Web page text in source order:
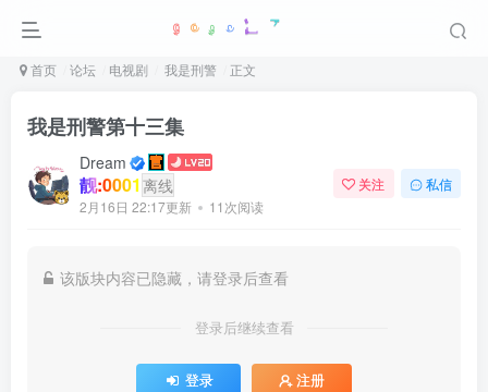
首页 论坛 电视剧 我是刑警 正文
我是刑警第十三集
Dream
靓:0001 离线
2月16日 22:17更新 11次阅读
关注 私信
该版块内容已隐藏，请登录后查看
登录后继续查看
登录 注册